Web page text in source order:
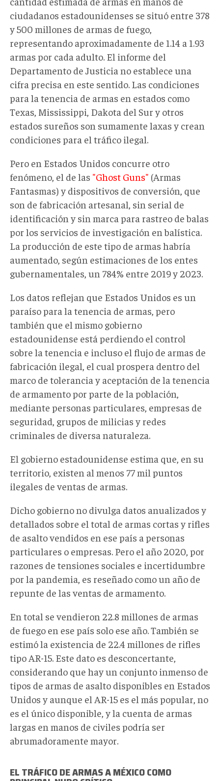
ciudadanos estadounidenses se situó entre 378
y 500 millones de armas de fuego,
representando aproximadamente de 1.14 a 1.93
armas por cada adulto. El informe del
Departamento de Justicia no establece una
cifra precisa en este sentido. Las condiciones
para la tenencia de armas en estados como
Texas, Mississippi, Dakota del Sur y otros
estados sureños son sumamente laxas y crean
condiciones para el tráfico ilegal.
Pero en Estados Unidos concurre otro
fenómeno, el de las "Ghost Guns" (Armas
Fantasmas) y dispositivos de conversión, que
son de fabricación artesanal, sin serial de
identificación y sin marca para rastreo de balas
por los servicios de investigación en balística.
La producción de este tipo de armas habría
aumentado, según estimaciones de los entes
gubernamentales, un 784% entre 2019 y 2023.
Los datos reflejan que Estados Unidos es un
paraíso para la tenencia de armas, pero
también que el mismo gobierno
estadounidense está perdiendo el control
sobre la tenencia e incluso el flujo de armas de
fabricación ilegal, el cual prospera dentro del
marco de tolerancia y aceptación de la tenencia
de armamento por parte de la población,
mediante personas particulares, empresas de
seguridad, grupos de milicias y redes
criminales de diversa naturaleza.
El gobierno estadounidense estima que, en su
territorio, existen al menos 77 mil puntos
ilegales de ventas de armas.
Dicho gobierno no divulga datos anualizados y
detallados sobre el total de armas cortas y rifles
de asalto vendidos en ese país a personas
particulares o empresas. Pero el año 2020, por
razones de tensiones sociales e incertidumbre
por la pandemia, es reseñado como un año de
repunte de las ventas de armamento.
En total se vendieron 22.8 millones de armas
de fuego en ese país solo ese año. También se
estimó la existencia de 22.4 millones de rifles
tipo AR-15. Este dato es desconcertante,
considerando que hay un conjunto inmenso de
tipos de armas de asalto disponibles en Estados
Unidos y aunque el AR-15 es el más popular, no
es el único disponible, y la cuenta de armas
largas en manos de civiles podría ser
abrumadoramente mayor.
EL TRÁFICO DE ARMAS A MÉXICO COMO